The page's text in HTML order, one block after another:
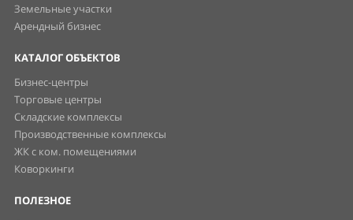
Земельные участки
Арендный бизнес
КАТАЛОГ ОБЪЕКТОВ
Бизнес-центры
Торговые центры
Складские комплексы
Производственные комплексы
ЖК с ком. помещениями
Коворкинги
ПОЛЕЗНОЕ